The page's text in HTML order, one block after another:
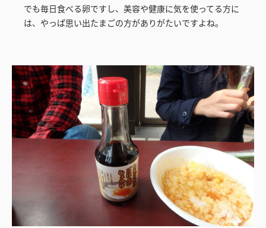
でも毎日食べる卵ですし、美容や健康に気を使ってる方に
は、やっぱ思い出たまごの方がありがたいですよね。